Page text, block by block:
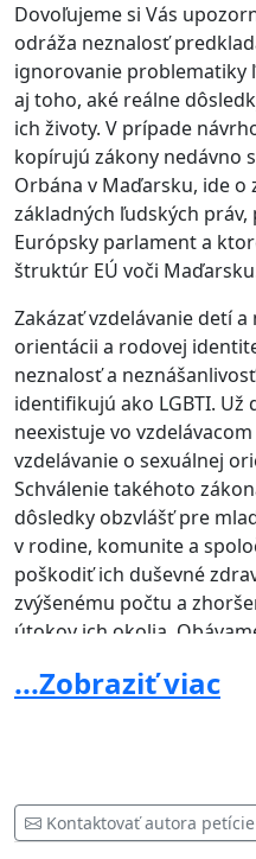
Dovoľujeme si Vás
odráža neznalosť
ignorovanie problematiky
aj toho, aké reálne
ich životy. V prípade
kopírujú zákony nedávno
Orbána v Maďarsku, ide o
základných ľudských
Európsky parlament a
štruktúr EÚ voči
Zakázať vzdelávanie detí
orientácii a rodovej
neznalosť a
identifikujú ako LGBTI. Už
neexistuje vo
vzdelávanie o sexuálnej
Schválenie takéhoto
dôsledky obzvlášť pre
v rodine, komunite a
poškodiť ich duševné
zvýšenému počtu a
útokov ich okolia.
Keďže na Slovensku
ich prijatia v spoločnosti,
namierenými proti ich
...Zobraziť viac
Kontaktovať autora petície